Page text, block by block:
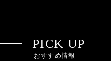
PICK UP
おすすめ情報